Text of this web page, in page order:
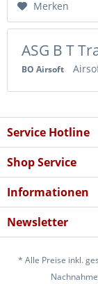
Merken
ASG B T
BO Airsoft
Service Hotline
Shop Service
Informationen
Newsletter
* Alle Preise inkl.